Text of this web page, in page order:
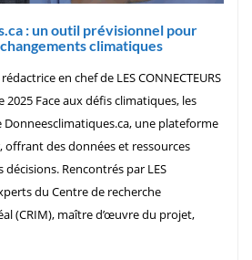
: un outil prévisionnel pour
climatiques
en chef de LES CONNECTEURS
2025 Face aux défis climatiques, les
Donneesclimatiques.ca, une plateforme
offrant des données et ressources
Rencontrés par LES
du Centre de recherche
(CRIM), maître d’œuvre du projet,